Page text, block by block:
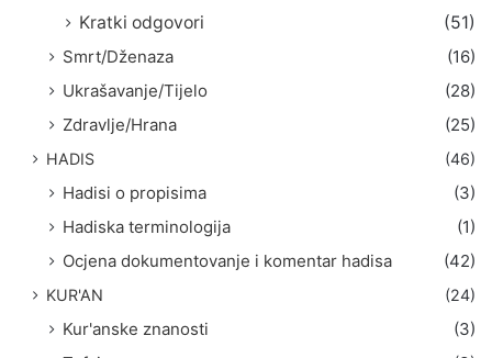
Kratki odgovori
(51)
Smrt/Dženaza
(16)
Ukrašavanje/Tijelo
(28)
Zdravlje/Hrana
(25)
HADIS (46)
Hadisi o propisima
(3)
Hadiska terminologija
(1)
Ocjena dokumentovanje i komentar hadisa
(42)
KUR'AN (24)
Kur'anske znanosti
(3)